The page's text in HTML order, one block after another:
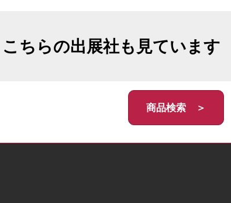
クセス・来場ガイド
ちらの出展社も見ています
商品検索 ＞